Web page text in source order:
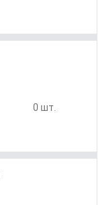
0 шт.